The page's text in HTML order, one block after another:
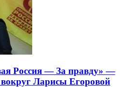
Россия — За правду» —
вокруг Ларисы Егоровой